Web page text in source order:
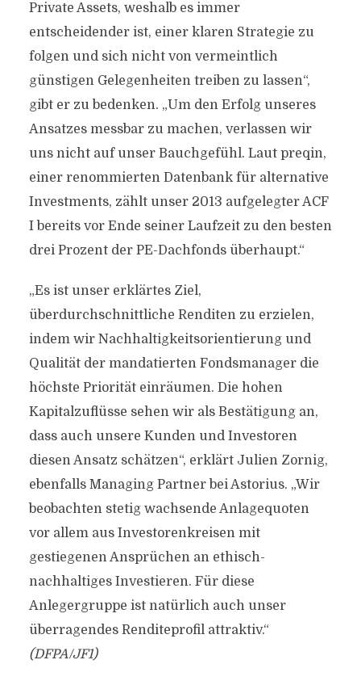
Private Assets, weshalb es immer
entscheidender ist, einer klaren Strategie zu
folgen und sich nicht von vermeintlich
günstigen Gelegenheiten treiben zu lassen“,
gibt er zu bedenken. „Um den Erfolg unseres
Ansatzes messbar zu machen, verlassen wir
uns nicht auf unser Bauchgefühl. Laut preqin,
einer renommierten Datenbank für alternative
Investments, zählt unser 2013 aufgelegter ACF
I bereits vor Ende seiner Laufzeit zu den besten
drei Prozent der PE-Dachfonds überhaupt.“
„Es ist unser erklärtes Ziel,
überdurchschnittliche Renditen zu erzielen,
indem wir Nachhaltigkeitsorientierung und
Qualität der mandatierten Fondsmanager die
höchste Priorität einräumen. Die hohen
Kapitalzuflüsse sehen wir als Bestätigung an,
dass auch unsere Kunden und Investoren
diesen Ansatz schätzen“, erklärt Julien Zornig,
ebenfalls Managing Partner bei Astorius. „Wir
beobachten stetig wachsende Anlagequoten
vor allem aus Investorenkreisen mit
gestiegenen Ansprüchen an ethisch-
nachhaltiges Investieren. Für diese
Anlegergruppe ist natürlich auch unser
überragendes Renditeprofil attraktiv.“
(DFPA/JF1)